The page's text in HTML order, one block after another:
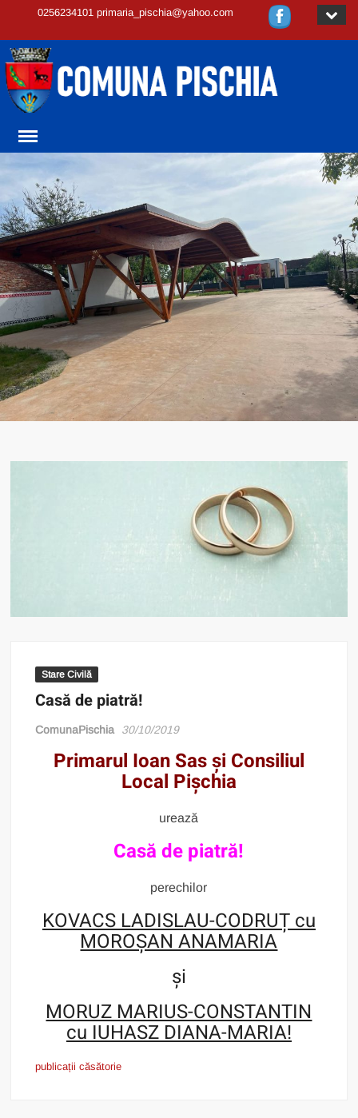
0256234101 primaria_pischia@yahoo.com
Stare Civilă
Casă de piatră!
ComunaPischia 30/10/2019
Primarul Ioan Sas și Consiliul
Local Pișchia
urează
Casă de piatră!
perechilor
KOVACS LADISLAU-CODRUȚ cu
MOROȘAN ANAMARIA
și
MORUZ MARIUS-CONSTANTIN
cu IUHASZ DIANA-MARIA!
publicații căsătorie